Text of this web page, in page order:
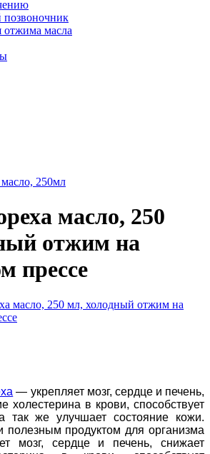
позвоночник
отжима масла
масло, 250мл
масло, 250
отжим на
прессе
— укрепляет мозг, сердце и печень,
холестерина в крови, способствует
так же улучшает состояние кожи.
продуктом для организма
мозг, сердце и печень, снижает